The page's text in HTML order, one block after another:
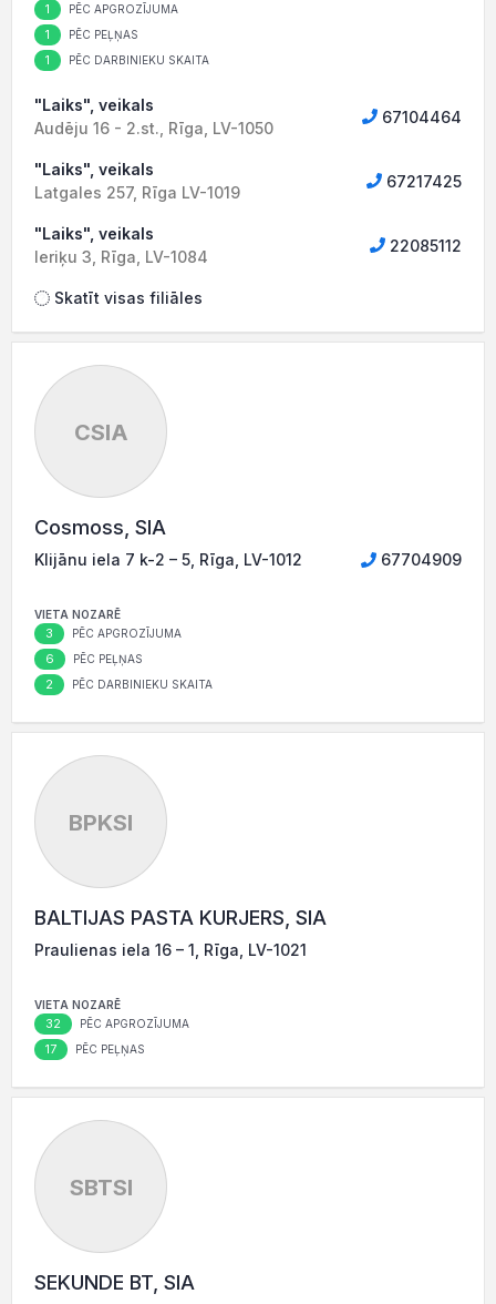
1 PĒC APGROZĪJUMA
1 PĒC PEĻŅAS
1 PĒC DARBINIEKU SKAITA
"Laiks", veikals
Audēju 16 - 2.st., Rīga, LV-1050
67104464
"Laiks", veikals
Latgales 257, Rīga LV-1019
67217425
"Laiks", veikals
Ieriķu 3, Rīga, LV-1084
22085112
Skatīt visas filiāles
CSIA
Cosmoss, SIA
Klijānu iela 7 k-2 – 5, Rīga, LV-1012 67704909
VIETA NOZARĒ
3 PĒC APGROZĪJUMA
6 PĒC PEĻŅAS
2 PĒC DARBINIEKU SKAITA
BPKSI
BALTIJAS PASTA KURJERS, SIA
Praulienas iela 16 – 1, Rīga, LV-1021
VIETA NOZARĒ
32 PĒC APGROZĪJUMA
17 PĒC PEĻŅAS
SBTSI
SEKUNDE BT, SIA